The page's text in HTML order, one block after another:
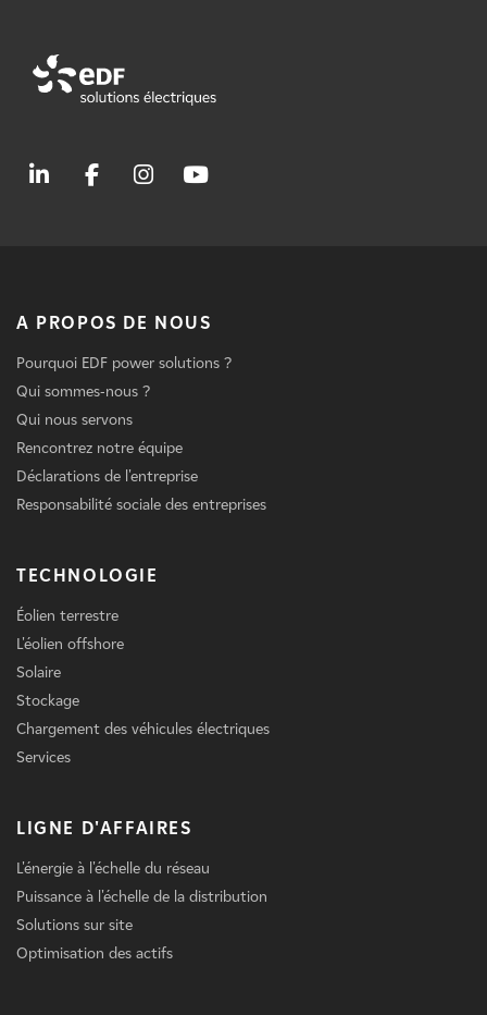
A PROPOS DE NOUS
Pourquoi EDF power solutions ?
Qui sommes-nous ?
Qui nous servons
Rencontrez notre équipe
Déclarations de l'entreprise
Responsabilité sociale des entreprises
TECHNOLOGIE
Éolien terrestre
L'éolien offshore
Solaire
Stockage
Chargement des véhicules électriques
Services
LIGNE D'AFFAIRES
L'énergie à l'échelle du réseau
Puissance à l'échelle de la distribution
Solutions sur site
Optimisation des actifs